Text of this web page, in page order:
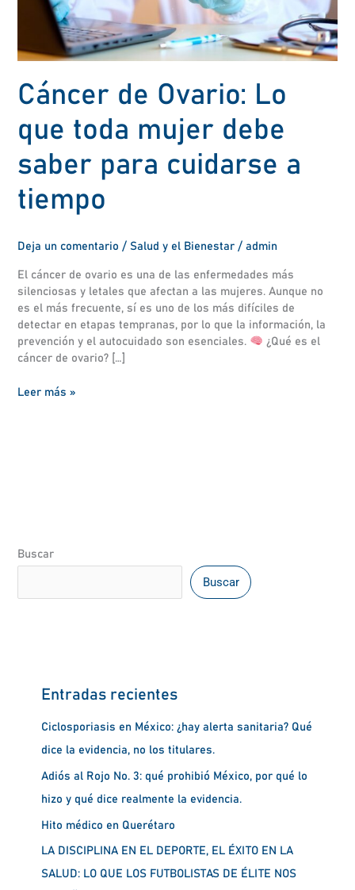
Cáncer de Ovario: Lo
que toda mujer debe
saber para cuidarse a
tiempo
Deja un comentario /Salud y el Bienestar /admin
El cáncer de ovario es una de las enfermedades más
silenciosas y letales que afectan a las mujeres. Aunque no
es el más frecuente, sí es uno de los más difíciles de
detectar en etapas tempranas, por lo que la información, la
prevención y el autocuidado son esenciales.
¿Qué es el
cáncer de ovario? […]
cuidarse
tiempo
Leer más »
Buscar
Buscar
Entradas recientes
Ciclosporiasis en México: ¿hay alerta sanitaria? Qué
dice la evidencia, no los titulares.
Adiós al Rojo No. 3: qué prohibió México, por qué lo
hizo y qué dice realmente la evidencia.
Hito médico en Querétaro
LA DISCIPLINA EN EL DEPORTE, EL ÉXITO EN LA
SALUD: LO QUE LOS FUTBOLISTAS DE ÉLITE NOS